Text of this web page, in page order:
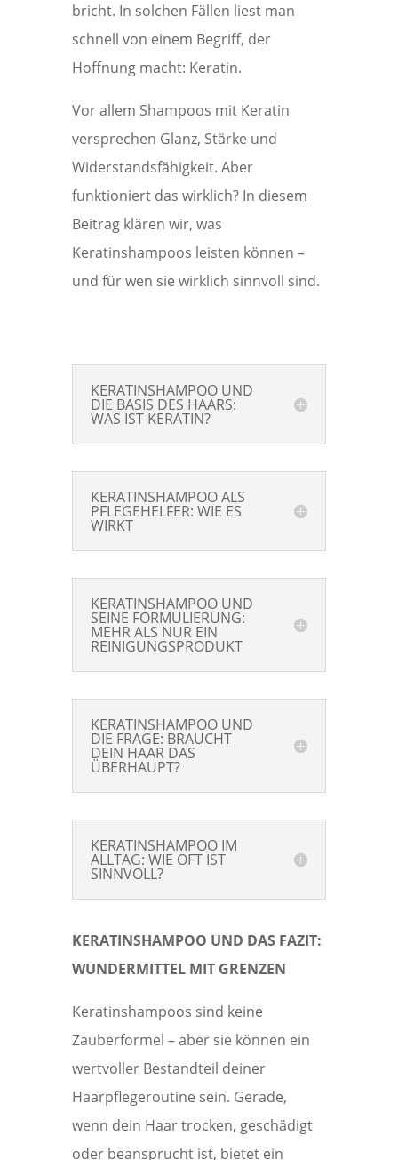
bricht. In solchen Fällen liest man
schnell von einem Begriff, der
Hoffnung macht: Keratin.
Vor allem Shampoos mit Keratin
versprechen Glanz, Stärke und
Widerstandsfähigkeit. Aber
funktioniert das wirklich? In diesem
Beitrag klären wir, was
Keratinshampoos leisten können –
und für wen sie wirklich sinnvoll sind.
KERATINSHAMPOO UND
DIE BASIS DES HAARS:
WAS IST KERATIN?
KERATINSHAMPOO ALS
PFLEGEHELFER: WIE ES
WIRKT
KERATINSHAMPOO UND
SEINE FORMULIERUNG:
MEHR ALS NUR EIN
REINIGUNGSPRODUKT
KERATINSHAMPOO UND
DIE FRAGE: BRAUCHT
DEIN HAAR DAS
ÜBERHAUPT?
KERATINSHAMPOO IM
ALLTAG: WIE OFT IST
SINNVOLL?
KERATINSHAMPOO UND DAS FAZIT:
WUNDERMITTEL MIT GRENZEN
Keratinshampoos sind keine
Zauberformel – aber sie können ein
wertvoller Bestandteil deiner
Haarpflegeroutine sein. Gerade,
wenn dein Haar trocken, geschädigt
oder beansprucht ist, bietet ein